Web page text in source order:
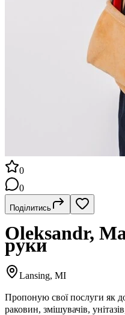
0
0
Поділитись
Oleksandr,
руки
Lansing, MI
Пропоную свої послуги як
раковин, змішувачів,